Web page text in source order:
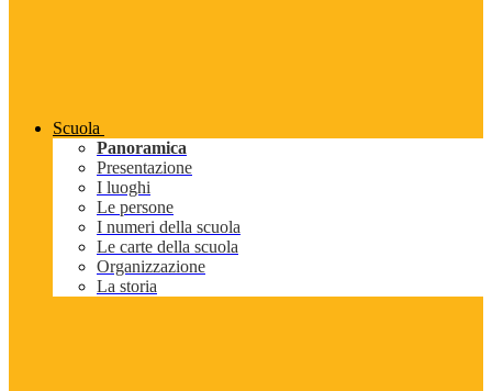
Scuola
Panoramica
Presentazione
I luoghi
Le persone
I numeri della scuola
Le carte della scuola
Organizzazione
La storia